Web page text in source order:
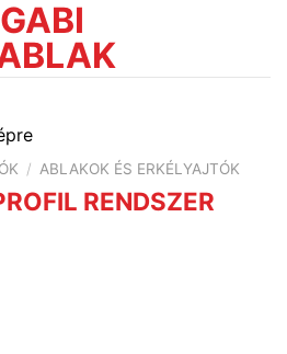
GABI
/ ABLAKOK ÉS ERKÉLYAJTÓK
RENDSZER